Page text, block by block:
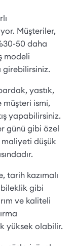
Müşteriler,
50 daha
modeli
girebilirsiniz.
yastık,
ismi,
yapabilirsiniz.
günü gibi özel
düşük
tarih kazımalı
gibi
ve kaliteli
yüksek olabilir.